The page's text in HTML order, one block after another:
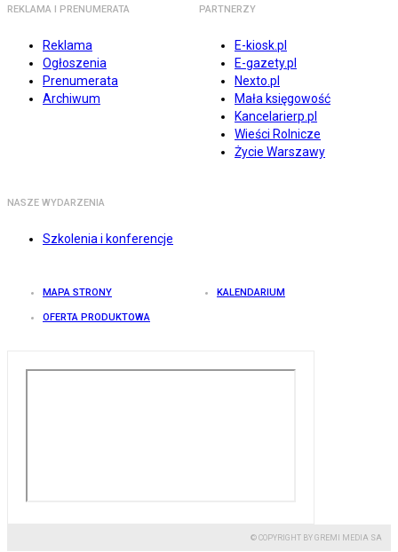
REKLAMA I PRENUMERATA
Reklama
Ogłoszenia
Prenumerata
Archiwum
PARTNERZY
E-kiosk.pl
E-gazety.pl
Nexto.pl
Mała księgowość
Kancelarierp.pl
Wieści Rolnicze
Życie Warszawy
NASZE WYDARZENIA
Szkolenia i konferencje
MAPA STRONY KALENDARIUM
OFERTA PRODUKTOWA
© COPYRIGHT BY GREMI MEDIA SA